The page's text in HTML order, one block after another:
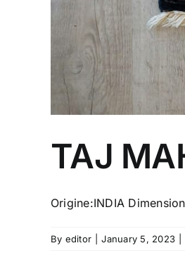
TAJ
Origine:INDIA
By editor January 5, 2023